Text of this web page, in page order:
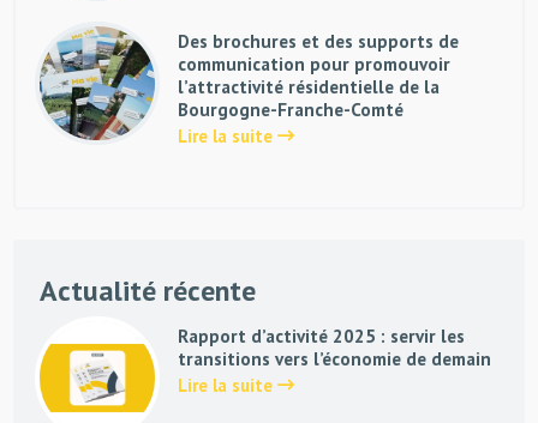
Des brochures et des supports de
communication pour promouvoir
l’attractivité résidentielle de la
Bourgogne-Franche-Comté
Lire la suite
Actualité récente
Rapport d’activité 2025 : servir les
transitions vers l’économie de demain
Lire la suite